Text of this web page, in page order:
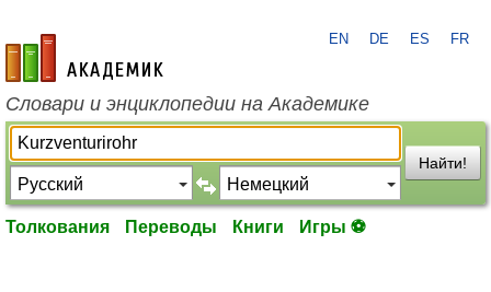
academic.ru
EN DE ES FR
Словари и энциклопедии на Академике
Найти!
Толкования Переводы Книги Игры ⚽